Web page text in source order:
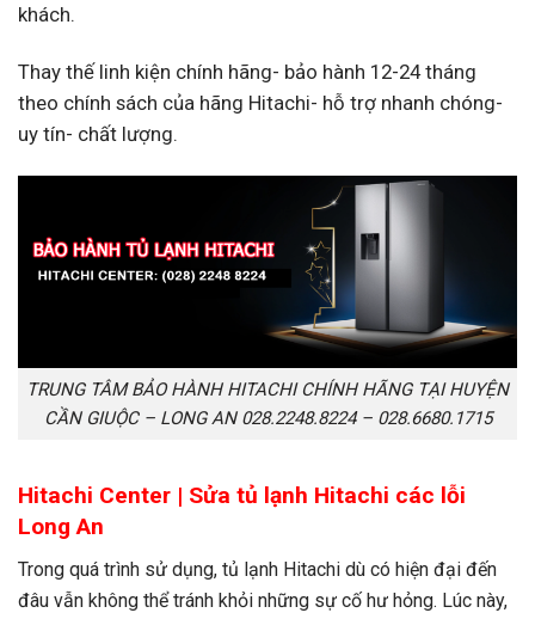
khách.
Thay thế linh kiện chính hãng- bảo hành 12-24 tháng
theo chính sách của hãng Hitachi- hỗ trợ nhanh chóng-
uy tín- chất lượng.
TRUNG TÂM BẢO HÀNH HITACHI CHÍNH HÃNG TẠI HUYỆN
CẦN GIUỘC – LONG AN 028.2248.8224 – 028.6680.1715
Hitachi Center | Sửa tủ lạnh Hitachi các lỗi
Long An
Trong quá trình sử dụng, tủ lạnh Hitachi dù có hiện đại đến
đâu vẫn không thể tránh khỏi những sự cố hư hỏng. Lúc này,